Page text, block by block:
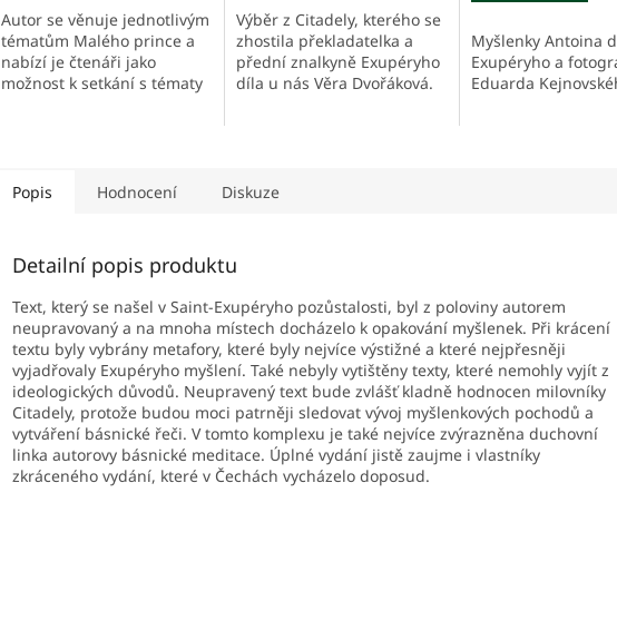
Autor se věnuje jednotlivým
tématům Malého prince a
nabízí je čtenáři jako
možnost k setkání s tématy
Výběr z Citadely, kterého se
zhostila překladatelka a
přední znalkyně Exupéryho
díla u nás Věra Dvořáková.
Myšlenky Antoina
Exupéryho a
Eduarda
Popis Hodnocení Diskuze
Detailní popis produktu
Text, který se našel v Saint-Exupéryho pozůstalosti, byl z poloviny autorem
neupravovaný a na mnoha místech docházelo k opakování myšlenek. Při krácení
textu byly vybrány metafory, které byly nejvíce výstižné a které nejpřesněji
vyjadřovaly Exupéryho myšlení. Také nebyly vytištěny texty, které nemohly vyjít z
ideologických důvodů. Neupravený text bude zvlášť kladně hodnocen milovníky
Citadely, protože budou moci patrněji sledovat vývoj myšlenkových pochodů a
vytváření básnické řeči. V tomto komplexu je také nejvíce zvýrazněna duchovní
linka autorovy básnické meditace. Úplné vydání jistě zaujme i vlastníky
zkráceného vydání, které v Čechách vycházelo doposud.